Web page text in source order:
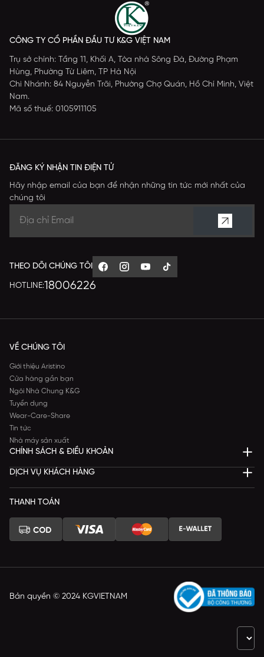
CÔNG TY CỔ PHẦN ĐẦU TƯ K&G VIỆT NAM
Trụ sở chính: Tầng 11, Khối A, Tòa nhà Sông Đà, Đường Phạm
Hùng, Phường Từ Liêm, TP Hà Nội
Chi Nhánh: 84 Nguyễn Trãi, Phường Chợ Quán, Hồ Chí Minh, Việt
Nam.
Mã số thuế: 0105911105
ĐĂNG KÝ NHẬN TIN ĐIỆN TỬ
Hãy nhập email của bạn để nhận những tin tức mới nhất của
chúng tôi
THEO DÕI CHÚNG TÔI
HOTLINE:18006226
VỀ CHÚNG TÔI
Giới thiệu Aristino
Cửa hàng gần bạn
Ngôi Nhà Chung K&G
Tuyển dụng
Wear-Care-Share
Tin tức
Nhà máy sản xuất
CHÍNH SÁCH & ĐIỀU KHOẢN
DỊCH VỤ KHÁCH HÀNG
THANH TOÁN
Bản quyền © 2024 KGVIETNAM